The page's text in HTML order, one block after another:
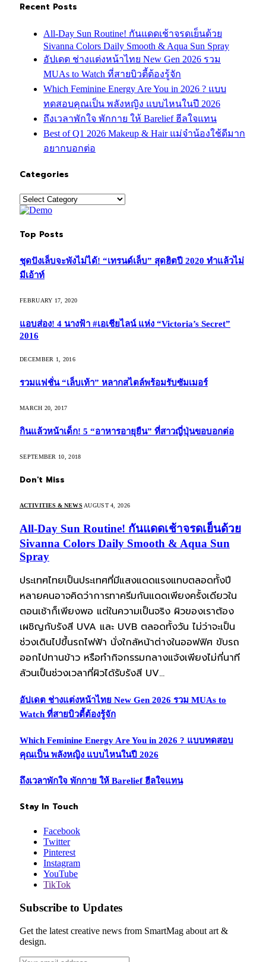
Recent Posts
All-Day Sun Routine! กันแดดเช้าจรดเย็นด้วย
Sivanna Colors Daily Smooth & Aqua Sun Spray
อัปเดต ช่างแต่งหน้าไทย New Gen 2026 รวม
MUAs to Watch ที่สายบิวตี้ต้องรู้จัก
Which Feminine Energy Are You in 2026 ? แบบ
ทดสอบคุณเป็น พลังหญิง แบบไหนในปี 2026
ถึงเวลาพักใจ พักกาย ให้ Barelief ฮีลใจแทน
Best of Q1 2026 Makeup & Hair แม่จ๋าน้องใช้ดีมาก
อยากบอกต่อ
Categories
Categories
Top Posts
ชุดปังเล็บจะพังไม่ได้! “เทรนด์เล็บ” สุดฮิตปี 2020 ทำแล้วไม่
มีเอ้าท์
FEBRUARY 17, 2020
แอบส่อง! 4 นางฟ้า #เอเชียไลน์ แห่ง “Victoria’s Secret”
2016
DECEMBER 1, 2016
รวมแฟชั่น “เล็บเท้า” หลากสไตล์พร้อมรับซัมเมอร์
MARCH 20, 2017
กินแล้วหน้าเด็ก! 5 “อาหารอายุยืน” ที่สาวญี่ปุ่นขอบอกต่อ
SEPTEMBER 10, 2018
Don't Miss
ACTIVITIES & NEWS AUGUST 4, 2026
All-Day Sun Routine! กันแดดเช้าจรดเย็นด้วย
Sivanna Colors Daily Smooth & Aqua Sun
Spray
ประเทศไทยเป็นประเทศที่มีแสงแดดแรงแทบตลอดทั้งปี
หลายคนอาจคิดว่าการทาครีมกันแดดเพียงครั้งเดียวใน
ตอนเช้าก็เพียงพอ แต่ในความเป็นจริง ผิวของเราต้อง
เผชิญกับรังสี UVA และ UVB ตลอดทั้งวัน ไม่ว่าจะเป็น
ช่วงเดินไปขึ้นรถไฟฟ้า นั่งใกล้หน้าต่างในออฟฟิศ ขับรถ
ออกไปทานข้าว หรือทำกิจกรรมกลางแจ้งเพียงไม่กี่นาที
ล้วนเป็นช่วงเวลาที่ผิวได้รับรังสี UV…
อัปเดต ช่างแต่งหน้าไทย New Gen 2026 รวม MUAs to
Watch ที่สายบิวตี้ต้องรู้จัก
Which Feminine Energy Are You in 2026 ? แบบทดสอบ
คุณเป็น พลังหญิง แบบไหนในปี 2026
ถึงเวลาพักใจ พักกาย ให้ Barelief ฮีลใจแทน
Stay In Touch
Facebook
Twitter
Pinterest
Instagram
YouTube
TikTok
Subscribe to Updates
Get the latest creative news from SmartMag about art &
design.